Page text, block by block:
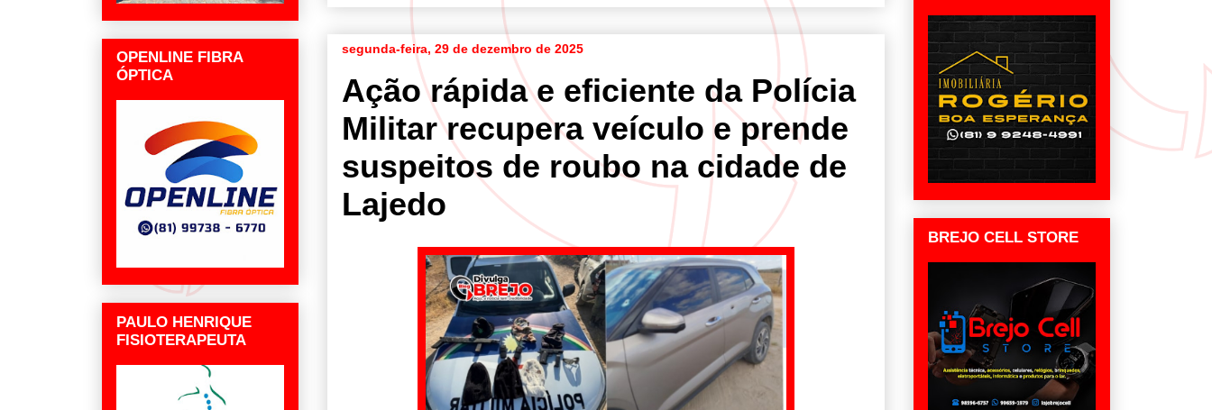
segunda-feira, 29 de dezembro de 2025
Ação rápida e eficiente da Polícia
Militar recupera veículo e prende
suspeitos de roubo na cidade de
Lajedo
OPENLINE FIBRA
ÓPTICA
PAULO HENRIQUE
FISIOTERAPEUTA
BREJO CELL STORE